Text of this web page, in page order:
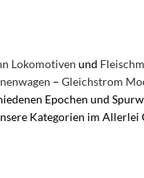
Lokomotiven und
– Gleichstrom
Epochen und
Kategorien im Allerlei